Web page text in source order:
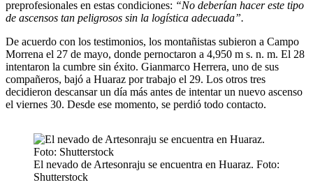
preprofesionales en estas condiciones: “No deberían hacer este tipo
de ascensos tan peligrosos sin la logística adecuada”.
De acuerdo con los testimonios, los montañistas subieron a Campo
Morrena el 27 de mayo, donde pernoctaron a 4,950 m s. n. m. El 28
intentaron la cumbre sin éxito. Gianmarco Herrera, uno de sus
compañeros, bajó a Huaraz por trabajo el 29. Los otros tres
decidieron descansar un día más antes de intentar un nuevo ascenso
el viernes 30. Desde ese momento, se perdió todo contacto.
El nevado de Artesonraju se encuentra en Huaraz. Foto:
Shutterstock